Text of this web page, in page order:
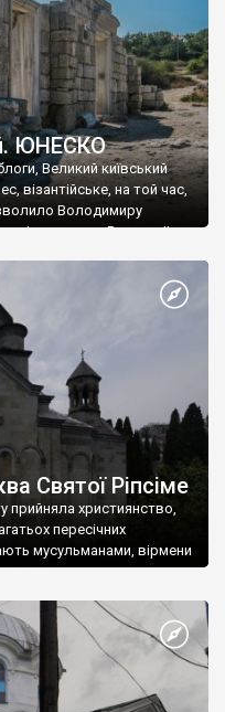
ЮНЕСКО
Великий київський
візантійське, на той час,
Володимиру
імператору Василю ІІ, та
Василем-християнином.
Херсонесу Таврійського
Святої Ріпсіме
прийняла християнство,
пересічних
мусульманами, вірмени